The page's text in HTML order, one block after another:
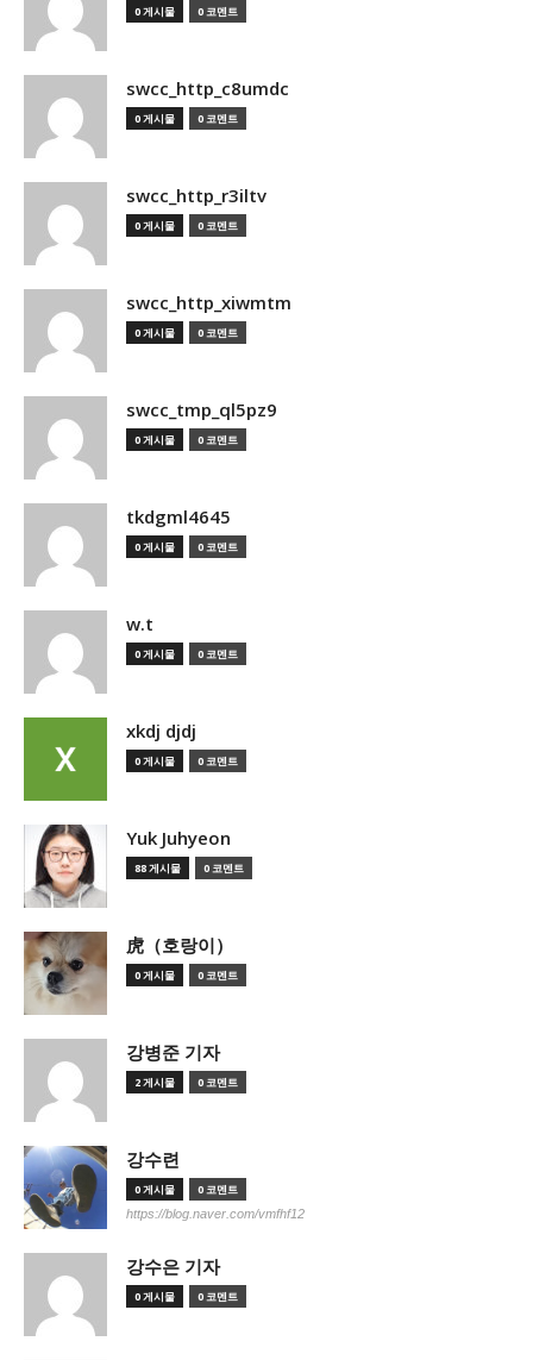
0 게시물 0 코멘트
swcc_http_c8umdc
0 게시물 0 코멘트
swcc_http_r3iltv
0 게시물 0 코멘트
swcc_http_xiwmtm
0 게시물 0 코멘트
swcc_tmp_ql5pz9
0 게시물 0 코멘트
tkdgml4645
0 게시물 0 코멘트
w.t
0 게시물 0 코멘트
xkdj djdj
0 게시물 0 코멘트
Yuk Juhyeon
88 게시물 0 코멘트
虎（호랑이）
0 게시물 0 코멘트
강병준 기자
2 게시물 0 코멘트
강수련
0 게시물 0 코멘트
https://blog.naver.com/vmfhf12
강수은 기자
0 게시물 0 코멘트